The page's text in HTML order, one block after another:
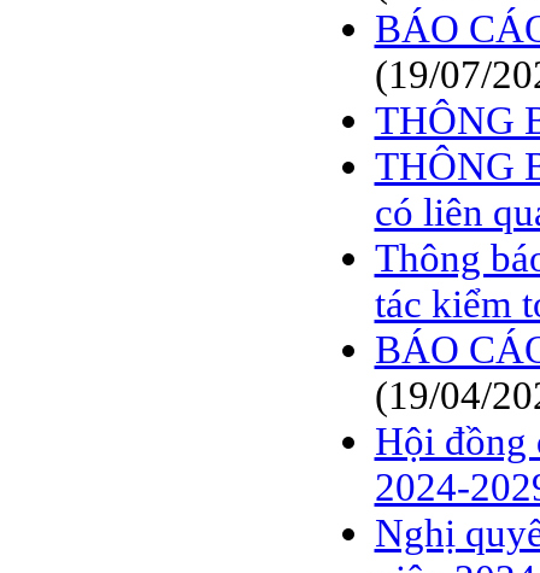
BÁO
(19/07/
THÔNG
THÔNG
có liên
Thông
tác kiểm
BÁO
(19/04/
Hội đồng
2024-
Nghị